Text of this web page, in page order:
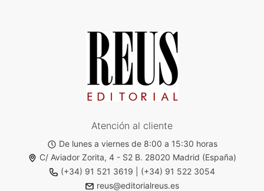
Atención al cliente
De lunes a viernes de 8:00 a 15:30 horas
C/ Aviador Zorita, 4 - S2 B. 28020 Madrid (España)
(+34) 91 521 3619
(+34) 91 522 3054
reus@editorialreus.es